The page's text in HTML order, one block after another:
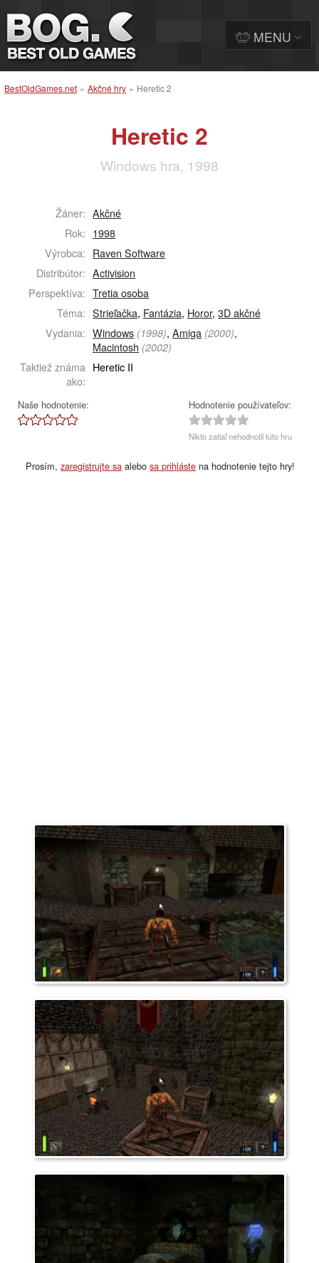
BestOldGames.net » Akčné hry » Heretic 2
Heretic 2
Windows hra, 1998
Žáner: Akčné
Rok: 1998
Výrobca: Raven Software
Distribútor: Activision
Perspektíva: Tretia osoba
Téma: Strieľačka, Fantázia, Horor,3D akčné
Vydania: Windows (1998),Amiga (2000),
Macintosh (2002)
Taktiež známa
ako:
Heretic II
Naše hodnotenie: Hodnotenie používateľov:
Nikto zatiaľ nehodnotil túto hru
Prosím,zaregistrujte sa alebosa prihláste na hodnotenie tejto hry!
MENU